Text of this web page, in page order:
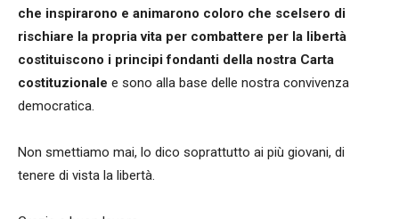
che inspirarono e animarono coloro che scelsero di
rischiare la propria vita per combattere per la libertà
costituiscono i principi fondanti della nostra Carta
costituzionale e sono alla base delle nostra convivenza
democratica.
Non smettiamo mai, lo dico soprattutto ai più giovani, di
tenere di vista la libertà.